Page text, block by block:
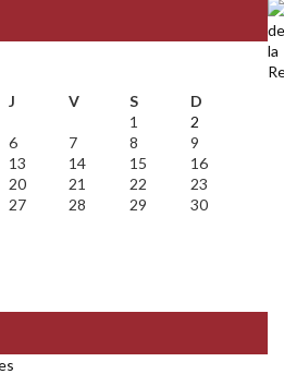
J V S
D
1
2
6 7 8
9
13 14 15
16
20 21 22
23
27 28 29
30